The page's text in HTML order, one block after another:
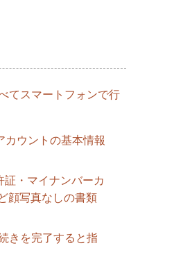
てスマートフォンで行
カウントの基本情報
・マイナンバーカ
顔写真なしの書類
きを完了すると指